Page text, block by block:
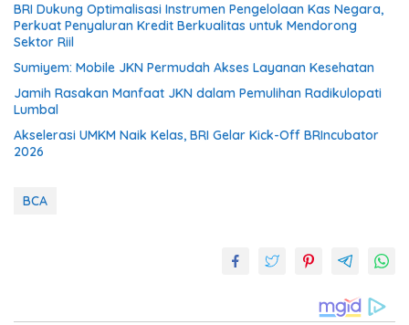
BRI Dukung Optimalisasi Instrumen Pengelolaan Kas Negara,
Perkuat Penyaluran Kredit Berkualitas untuk Mendorong
Sektor Riil
Sumiyem: Mobile JKN Permudah Akses Layanan Kesehatan
Jamih Rasakan Manfaat JKN dalam Pemulihan Radikulopati
Lumbal
Akselerasi UMKM Naik Kelas, BRI Gelar Kick-Off BRIncubator
2026
BCA